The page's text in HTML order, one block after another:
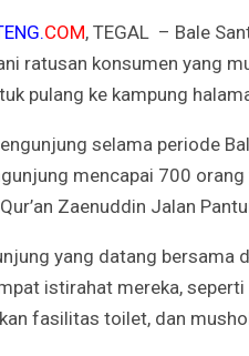
COM, TEGAL – Bale
ratusan konsumen yang
pulang ke kampung
selama periode
mencapai 700
Zaenuddin Jalan
yang datang bersama
istirahat mereka,
fasilitas toilet, dan